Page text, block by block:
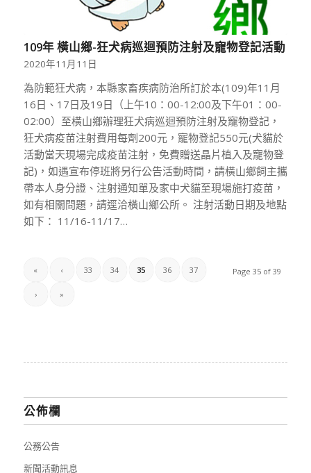
109年 橫山鄉-狂犬病巡迴預防注射及寵物登記活動
2020年11月11日
為防範狂犬病，本縣家畜疾病防治所訂於本(109)年11月
16日、17日及19日（上午10：00-12:00及下午01：00-
02:00）至橫山鄉辦理狂犬病巡迴預防注射及寵物登記，
狂犬病疫苗注射費用每劑200元，寵物登記550元(犬貓於
活動當天現場完成疫苗注射，免費贈送晶片植入及寵物登
記)，如遇宣布停班將另行公告活動時間，請橫山鄉飼主攜
帶本人身分證、注射通知單及家中犬貓至現場施打疫苗，
如有相關問題，請逕洽橫山鄉公所。 注射活動日期及地點
如下： 11/16-11/17…
Page 35 of 39
« ‹ 33 34 35 36 37
› »
公佈欄
公務公告
新聞活動訊息